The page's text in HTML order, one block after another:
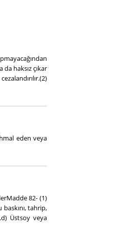
haksız çıkar
eden veya
82- (1)
tahrip,
Üstsoy veya